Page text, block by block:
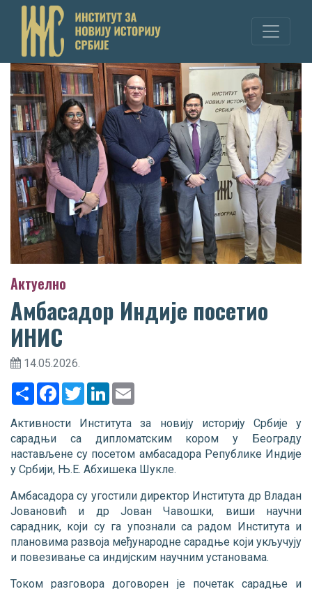
Актуелно
Амбасадор Индије посетио
ИНИС
14.05.2026.
Share FacebookTwitterLinkedIn
Активности Института за новију историју Србије у
сарадњи са дипломатским кором у Београду
настављене су посетом амбасадора Републике Индије
у Србији, Њ.Е. Абхишека Шукле.
Амбасадора су угостили директор Института др Владан
Јовановић и др Јован Чавошки, виши научни
сарадник, који су га упознали са радом Института и
плановима развоја међународне сарадње који укључују
и повезивање са индијским научним установама.
Током разговора договорен је почетак сарадње и